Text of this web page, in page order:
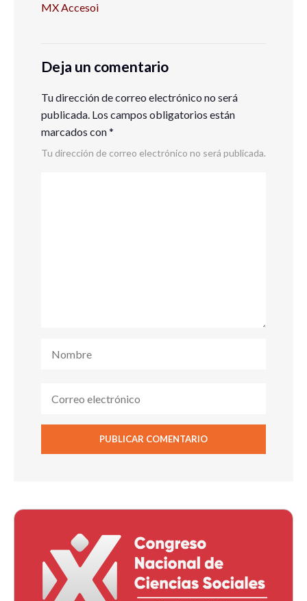
MX Accesoi
Deja un comentario
Tu dirección de correo electrónico no será
publicada. Los campos obligatorios están
marcados con*
Tu dirección de correo electrónico no será publicada.